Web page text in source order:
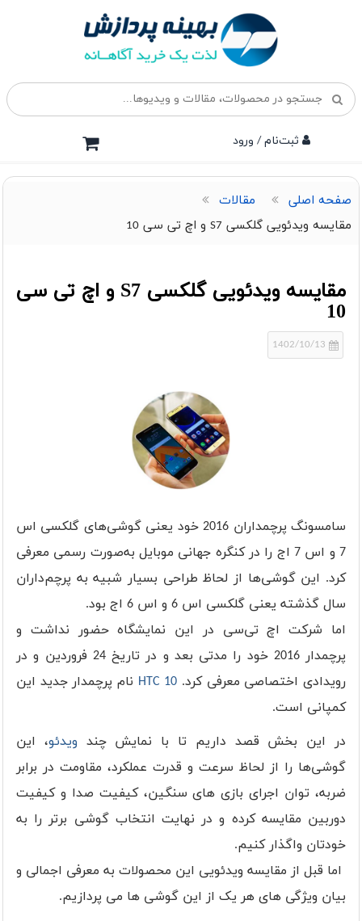
ثبت‌نام / ورود
صفحه اصلی
مقالات
مقایسه ویدئویی گلکسی S7 و اچ تی سی 10
مقایسه ویدئویی گلکسی S7 و اچ تی سی
10
سامسونگ پرچمداران 2016 خود یعنی گوشی‌های گلکسی اس
7 و اس 7 اج را در کنگره جهانی موبایل به‌صورت رسمی معرفی
کرد. این گوشی‌ها از لحاظ طراحی بسیار شبیه به پرچم‌داران
سال گذشته یعنی گلکسی اس 6 و اس 6 اج بود.
اما شرکت اچ تی‌سی در این نمایشگاه حضور نداشت و
پرچمدار 2016 خود را مدتی بعد و در تاریخ 24 فروردین و در
رویدادی اختصاصی معرفی کرد. HTC 10 نام پرچمدار جدید این
کمپانی است.
در این بخش قصد داریم تا با نمایش چند ویدئو، این
گوشی‌ها را از لحاظ سرعت و قدرت عملکرد، مقاومت در برابر
ضربه، توان اجرای بازی های سنگین، کیفیت صدا و کیفیت
دوربین مقایسه کرده و در نهایت انتخاب گوشی برتر را به
خودتان واگذار کنیم.
اما قبل از مقایسه ویدئویی این محصولات به معرفی اجمالی و
بیان ویژگی های هر یک از این گوشی ها می پردازیم.